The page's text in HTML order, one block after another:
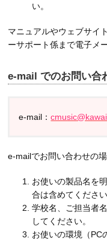
い。
マニュアルやウェブサイ
ーサポート係まで電子メ
e-mail でのお問い合
e-mail：
e-mailでお問い合わせの
お使いの製品名を
合は含めてくださ
学校名、ご担当者
してください。
お使いの環境（PC